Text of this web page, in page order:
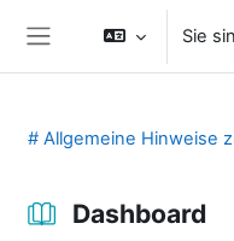
Website-Übersicht
Sie
Dashboard